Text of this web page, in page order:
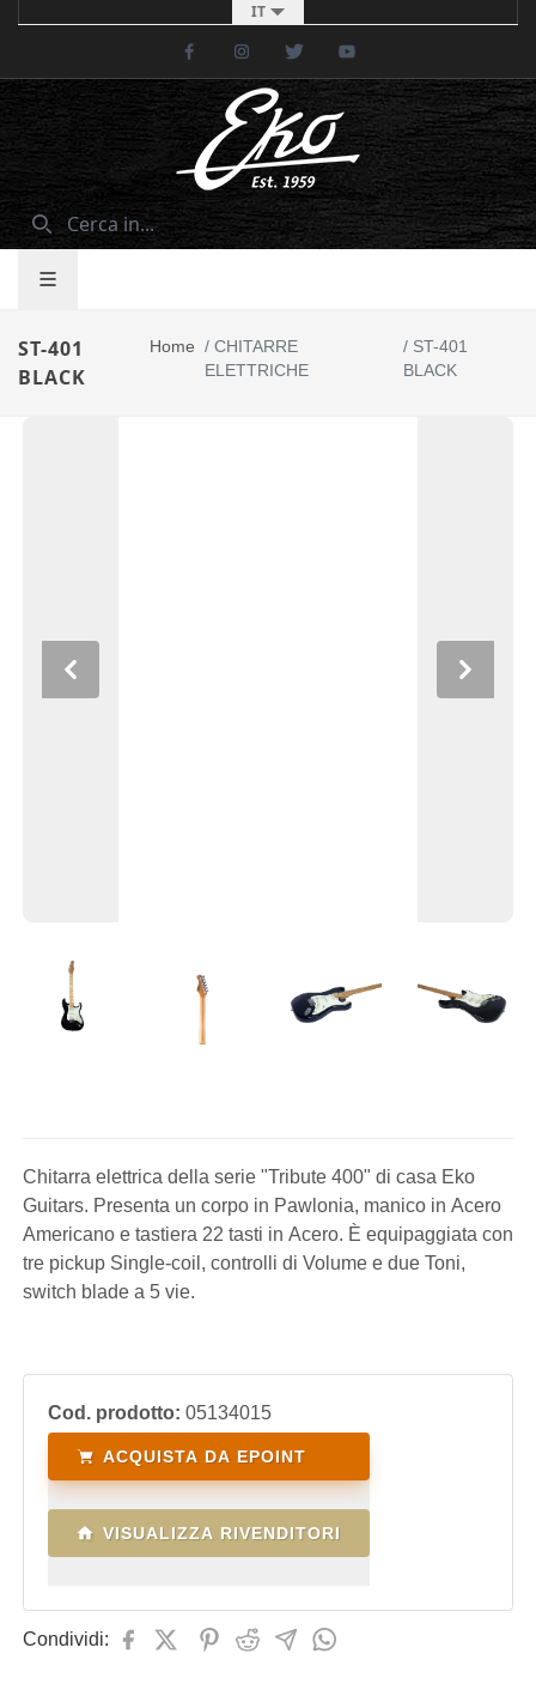
IT
FacebookInstagramTwitter
ST-401
BLACK
Home / CHITARRE
ELETTRICHE
/ST-401
BLACK
Previous Next
Chitarra elettrica della serie "Tribute 400" di casa Eko
Guitars. Presenta un corpo in Pawlonia, manico in Acero
Americano e tastiera 22 tasti in Acero. È equipaggiata con
tre pickup Single-coil, controlli di Volume e due Toni,
switch blade a 5 vie.
Cod. prodotto: 05134015
ACQUISTA DA EPOINT
VISUALIZZA RIVENDITORI
Condividi: